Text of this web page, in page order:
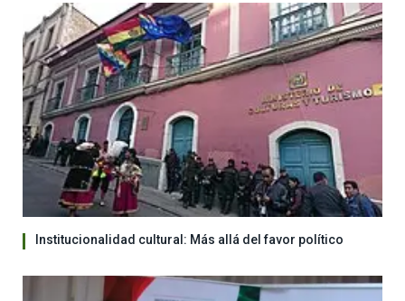
Institucionalidad cultural: Más allá del favor político